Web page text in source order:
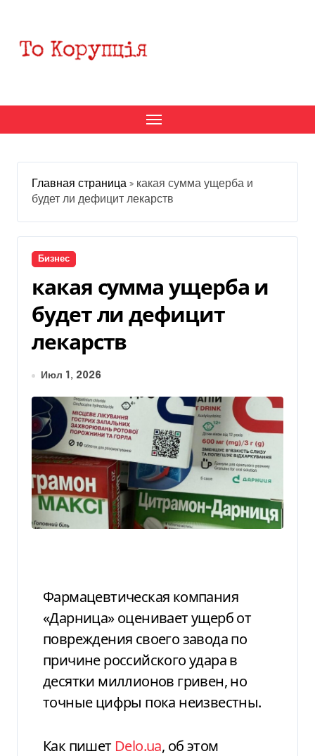
содержанию
Главная страница » какая сумма ущерба и
будет ли дефицит лекарств
Бизнес
какая сумма ущерба и
будет ли дефицит
лекарств
Июл 1, 2026
Фармацевтическая компания
«Дарница» оценивает ущерб от
повреждения своего завода по
причине российского удара в
десятки миллионов гривен, но
точные цифры пока неизвестны.
Как пишет Delo.ua, об этом